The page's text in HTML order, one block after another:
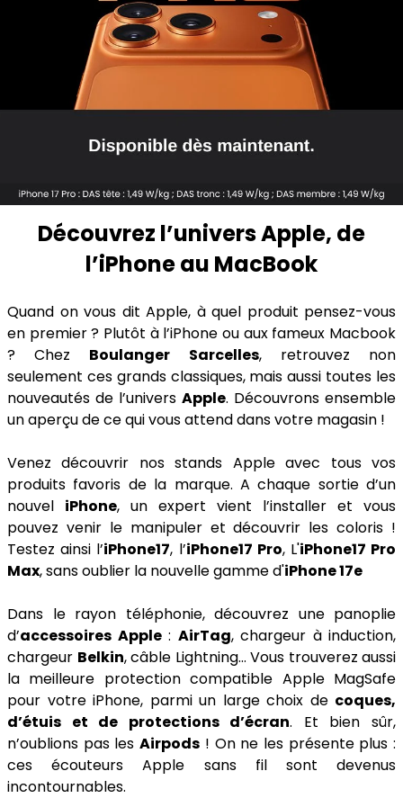
Découvrez l’univers Apple, de
l’iPhone au MacBook
Quand on vous dit Apple, à quel produit pensez-vous
en premier ? Plutôt à l’iPhone ou aux fameux Macbook
? Chez Boulanger Sarcelles, retrouvez non
seulement ces grands classiques, mais aussi toutes les
nouveautés de l’univers Apple. Découvrons ensemble
un aperçu de ce qui vous attend dans votre magasin !
Venez découvrir nos stands Apple avec tous vos
produits favoris de la marque. A chaque sortie d’un
nouvel iPhone, un expert vient l’installer et vous
pouvez venir le manipuler et découvrir les coloris !
Testez ainsi l’iPhone17, l’iPhone17 Pro, L'iPhone17 Pro
Max, sans oublier la nouvelle gamme d'iPhone 17e
Dans le rayon téléphonie, découvrez une panoplie
d’accessoires Apple: AirTag, chargeur à induction,
chargeur Belkin, câble Lightning… Vous trouverez aussi
la meilleure protection compatible Apple MagSafe
pour votre iPhone, parmi un large choix de coques,
d’étuis et de protections d’écran. Et bien sûr,
n’oublions pas lesAirpods ! On ne les présente plus :
ces écouteurs Apple sans fil sont devenus
incontournables.